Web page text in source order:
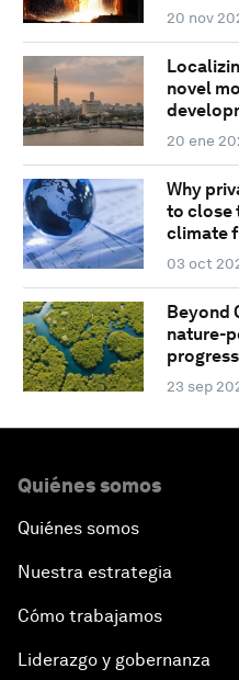
20 nov
novel
20 ene
Why
to close
climate
03 oct
Beyond
nature-
23 sep
Quiénes somos
Quiénes somos
Nuestra estrategia
Cómo trabajamos
Liderazgo y gobernanza